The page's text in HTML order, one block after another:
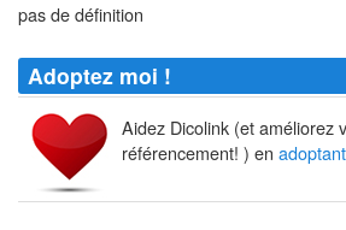
pas de définition
Adoptez moi !
Aidez Dicolink (et améliorez
référencement! ) en